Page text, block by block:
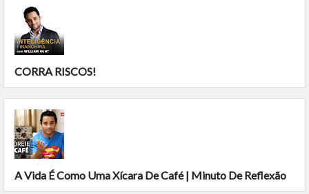
CORRA RISCOS!
A Vida É Como Uma Xícara De Café | Minuto De Reflexão